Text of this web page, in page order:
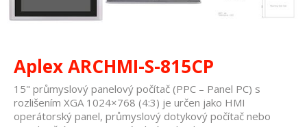
Aplex ARCHMI-S-815CP
15" průmyslový panelový počítač (PPC – Panel PC) s
rozlišením XGA 1024×768 (4:3) je určen jako HMI
operátorský panel, průmyslový dotykový počítač nebo